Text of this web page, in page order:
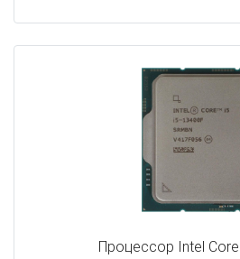
Процессор Intel